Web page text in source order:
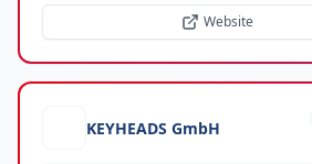
Website
KEYHEADS GmbH